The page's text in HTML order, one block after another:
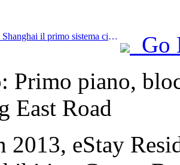
Prev:Lanciato a Shanghai il primo sistema cinese di consumo culturale e turistico self-service per turisti stranieri
Go
Primo piano,
East Road
2013, eStay